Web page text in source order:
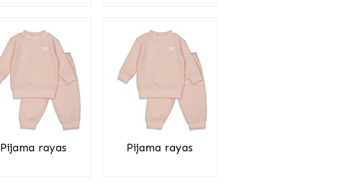
Pijama rayas Pijama rayas